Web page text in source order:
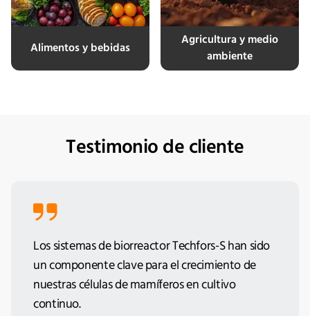
Alimentos y bebidas
Agricultura y medio
ambiente
Testimonio de cliente
Los sistemas de biorreactor Techfors-S han sido
un componente clave para el crecimiento de
nuestras células de mamíferos en cultivo
continuo.